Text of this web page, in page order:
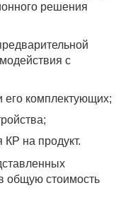
решения
с
его комплектующих;
КР на продукт.
общую стоимость